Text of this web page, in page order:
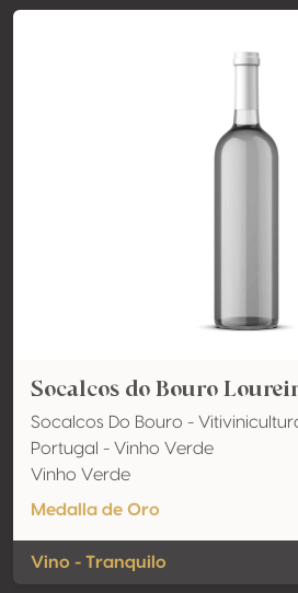
Socalcos do Bouro
Socalcos Do Bouro -
Portugal - Vinho Verde
Vinho Verde
Medalla de Oro
Vino - Tranquilo